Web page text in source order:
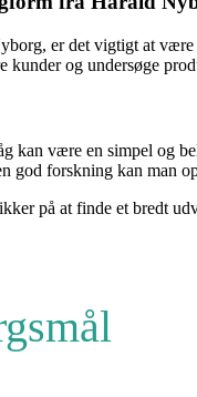
er det vigtigt at
kunder og undersøge
kan være en simpel og
god forskning kan man
på at finde et bredt